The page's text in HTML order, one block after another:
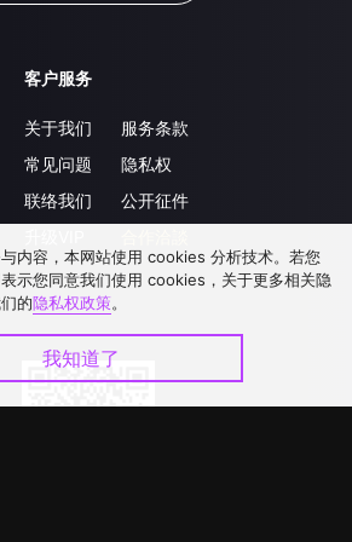
客户服务
关于我们
常见问题
联络我们
服务条款
隐私权
公开征件
内容，本网站使用 cookies 分析技术。若您
示您同意我们使用 cookies，关于更多相关隐
的隐私权政策。
我知道了